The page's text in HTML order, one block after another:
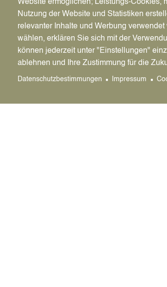
müssen also eine
Wenn Sie häufiger einfache
Melderegister beantragen oder
möchten, bieten wir Ihnen
kostenlosen Registrierung und
Auskünfte per Mail beantragen.
nachträglich durch
Website ermöglichen; Leistungs-Cookies,
Nutzung der Website und Statistiken
relevanter Inhalte und Werbung
wählen, erklären Sie sich mit der
können jederzeit unter "Einstellungen"
ablehnen und Ihre Zustimmung für die
Datenschutzbestimmungen Impressum